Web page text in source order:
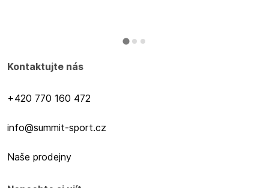
Kontaktujte nás
+420 770 160 472
info@summit-sport.cz
Naše prodejny